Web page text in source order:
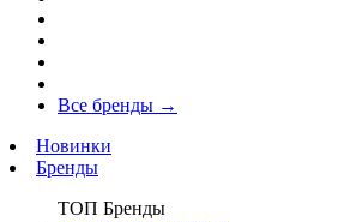
Все бренды →
Новинки
Бренды
ТОП Бренды